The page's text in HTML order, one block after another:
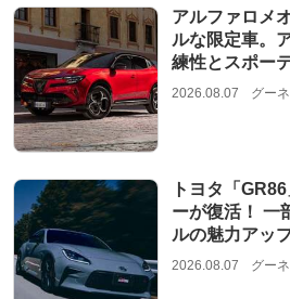
アルファロメ
ルな限定車。
練性とスポー
2026.08.07 グー
トヨタ「
ーが復活！ 一
ルの魅力アッ
2026.08.07 グー